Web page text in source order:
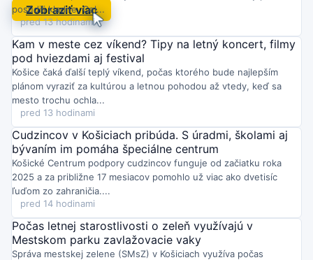
Medveď Artur, narodený v Zoo Košice, má nový domov: po 500
km ho previezli do Zoo Vroclav.
testy predchádzali prirodzenému oddeleniu od matky po dvoch
rokoch. Košická zoo zároveň modernizuje takmer hektárový
medvedí výbeh.
Štvrtok o 09:17
Mestská polícia Košice mala v 31. týždni plné ruky práce: riešila
2213 udalostíod narušenia verejného poriadku cez pomoc
ľuďom v núdzi až po preventívne akcie. Dohliadala aj na
bezpečný priebeh podujatia Leto v Kulturparku.
Streda o 20:47
Vo štvrtok 6. augusta sa v Košiciach mení organizácia dopravy
na ulici Protifašistických bojovníkov.V tretej etape prác sa
začne oprava ľavého jazdného pruhu, doprava bude vedená v
pravom. Sledujte dočasné značenie.
Streda o 19:08
Na detskom ihrisku Rosnička na Rosnej ulici v Košiciach
pribudla nová trampolína.Deti tak získali ďalšiu atrakciu na hry a
zábavu, ktorá rozširuje možnosti aktivít na ihrisku.
Zobraziť viac
posúdili kladne. Cel...
pred 13 hodinami
Kam v meste cez víkend? Tipy na letný koncert, filmy
pod hviezdami aj festival
Košice čaká ďalší teplý víkend, počas ktorého bude najlepším
plánom vyraziť za kultúrou a letnou pohodou až vtedy, keď sa
mesto trochu ochla...
pred 13 hodinami
Cudzincov v Košiciach pribúda. S úradmi, školami aj
bývaním im pomáha špeciálne centrum
Košické Centrum podpory cudzincov funguje od začiatku roka
2025 a za približne 17 mesiacov pomohlo už viac ako dvetisíc
ľuďom zo zahraničia....
pred 14 hodinami
Počas letnej starostlivosti o zeleň využívajú v
Mestskom parku zavlažovacie vaky
Správa mestskej zelene (SMsZ) v Košiciach využíva počas